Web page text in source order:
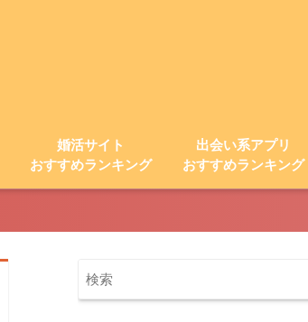
婚活サイト
おすすめランキング
出会い系アプリ
おすすめランキング